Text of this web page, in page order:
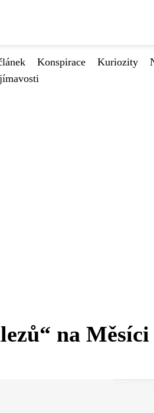
Konspirace Kuriozity
na Měsíci